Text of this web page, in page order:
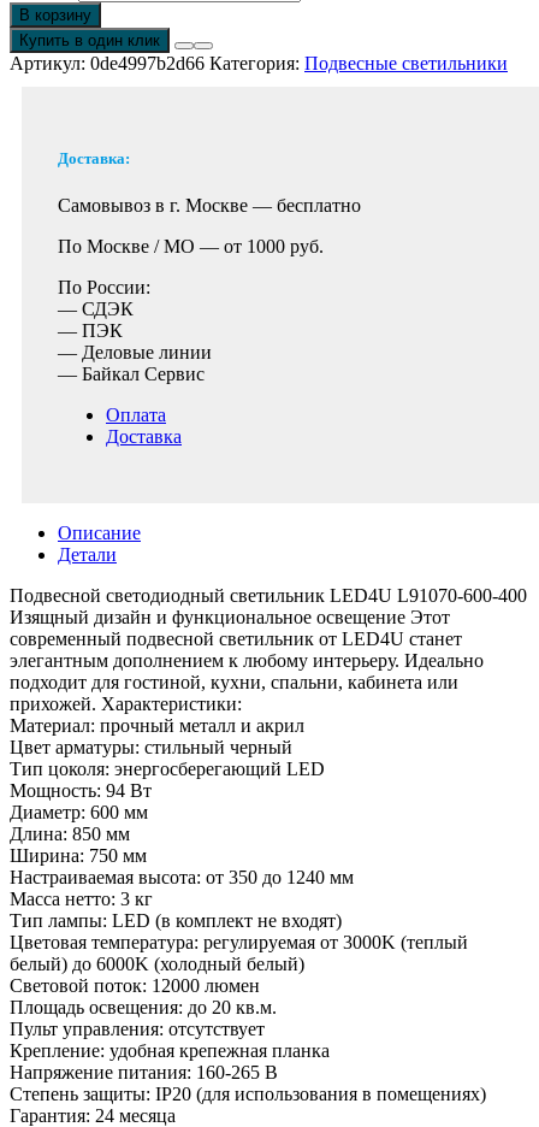
В корзину
Купить в один клик
Артикул: 0de4997b2d66 Категория: Подвесные светильники
Доставка:
Самовывоз в г. Москве — бесплатно
По Москве / МО — от 1000 руб.
По России:
— СДЭК
— ПЭК
— Деловые линии
— Байкал Сервис
Оплата
Доставка
Описание
Детали
Подвесной светодиодный светильник LED4U L91070-600-400
Изящный дизайн и функциональное освещение Этот
современный подвесной светильник от LED4U станет
элегантным дополнением к любому интерьеру. Идеально
подходит для гостиной, кухни, спальни, кабинета или
прихожей. Характеристики:
Материал: прочный металл и акрил
Цвет арматуры: стильный черный
Тип цоколя: энергосберегающий LED
Мощность: 94 Вт
Диаметр: 600 мм
Длина: 850 мм
Ширина: 750 мм
Настраиваемая высота: от 350 до 1240 мм
Масса нетто: 3 кг
Тип лампы: LED (в комплект не входят)
Цветовая температура: регулируемая от 3000K (теплый
белый) до 6000K (холодный белый)
Световой поток: 12000 люмен
Площадь освещения: до 20 кв.м.
Пульт управления: отсутствует
Крепление: удобная крепежная планка
Напряжение питания: 160-265 В
Степень защиты: IP20 (для использования в помещениях)
Гарантия: 24 месяца